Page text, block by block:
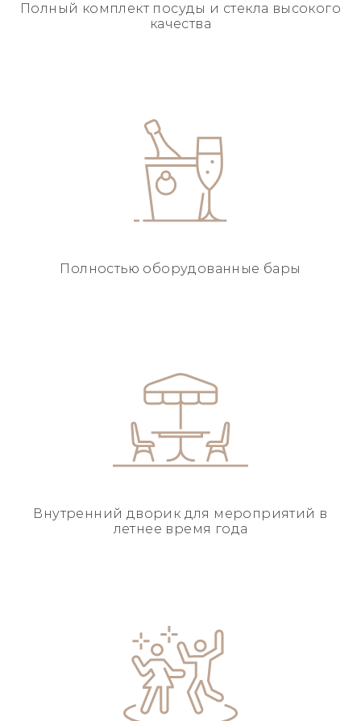
Полный комплект посуды и стекла высокого
качества
Полностью оборудованные бары
Внутренний дворик для мероприятий в
летнее время года